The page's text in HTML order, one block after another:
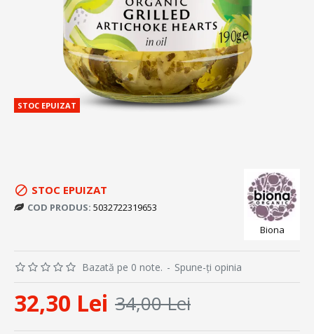
STOC EPUIZAT
STOC EPUIZAT
COD PRODUS: 5032722319653
Biona
Bazată pe 0 note. - Spune-ţi opinia
32,30 Lei 34,00 Lei